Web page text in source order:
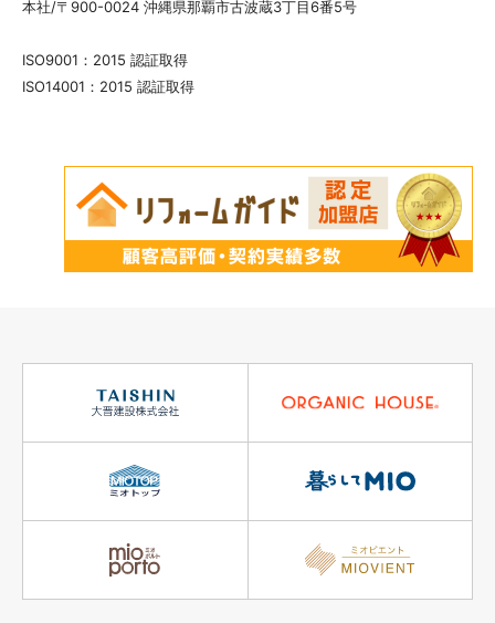
本社/〒900-0024 沖縄県那覇市古波蔵3丁目6番5号
ISO9001：2015 認証取得
ISO14001：2015 認証取得